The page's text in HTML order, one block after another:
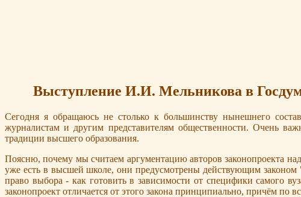
Выступление И.И. Мельникова в
Сегодня я обращаюсь не столько к большинству нынешнего
журналистам и другим представителям общественности. Очень
традиции высшего образования.
Поясню, почему мы считаем аргументацию авторов законопроекта
уже есть в высшей школе, они предусмотрены действующим
право выбора - как готовить в зависимости от специфики самого
законопроект отличается от этого закона принципиально, причём по